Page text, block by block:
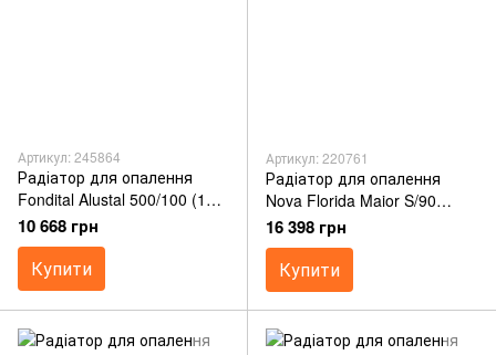
Артикул: 245864
Радіатор для опалення
Fondital Alustal 500/100 (12
секцій)
10 668 грн
Купити
Артикул: 220761
Радіатор для опалення
Nova Florida Maior S/90
Aleternum 900 (6 секцій)
16 398 грн
Купити